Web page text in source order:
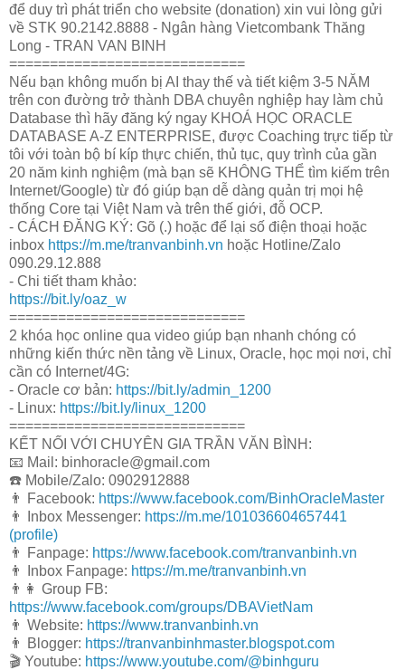
để duy trì phát triển cho website (donation) xin vui lòng gửi
về STK 90.2142.8888 - Ngân hàng Vietcombank Thăng
Long - TRAN VAN BINH
=============================
Nếu bạn không muốn bị AI thay thế và tiết kiệm 3-5 NĂM
trên con đường trở thành DBA chuyên nghiệp hay làm chủ
Database thì hãy đăng ký ngay KHOÁ HỌC ORACLE
DATABASE A-Z ENTERPRISE, được Coaching trực tiếp từ
tôi với toàn bộ bí kíp thực chiến, thủ tục, quy trình của gần
20 năm kinh nghiệm (mà bạn sẽ KHÔNG THỂ tìm kiếm trên
Internet/Google) từ đó giúp bạn dễ dàng quản trị mọi hệ
thống Core tại Việt Nam và trên thế giới, đỗ OCP.
- CÁCH ĐĂNG KÝ: Gõ (.) hoặc để lại số điện thoại hoặc
inbox https://m.me/tranvanbinh.vn hoặc Hotline/Zalo
090.29.12.888
- Chi tiết tham khảo:
https://bit.ly/oaz_w
=============================
2 khóa học online qua video giúp bạn nhanh chóng có
những kiến thức nền tảng về Linux, Oracle, học mọi nơi, chỉ
cần có Internet/4G:
- Oracle cơ bản: https://bit.ly/admin_1200
- Linux: https://bit.ly/linux_1200
=============================
KẾT NỐI VỚI CHUYÊN GIA TRẦN VĂN BÌNH:
📧 Mail: binhoracle@gmail.com
☎️ Mobile/Zalo: 0902912888
👨 Facebook: https://www.facebook.com/BinhOracleMaster
👨 Inbox Messenger: https://m.me/101036604657441
(profile)
👨 Fanpage: https://www.facebook.com/tranvanbinh.vn
👨 Inbox Fanpage: https://m.me/tranvanbinh.vn
👨👩 Group FB:
https://www.facebook.com/groups/DBAVietNam
👨 Website: https://www.tranvanbinh.vn
👨 Blogger: https://tranvanbinhmaster.blogspot.com
🎬 Youtube: https://www.youtube.com/@binhguru